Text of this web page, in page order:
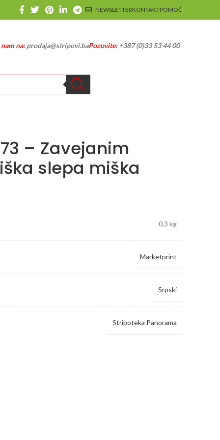
NEWSLETTERKONTAKTPOMOĆ
na:prodaja@stripovi.baPozovite:+387 (0)33 53 44 00
– Zavejanim
slepa miška
0,3 kg
Marketprint
Srpski
Stripoteka Panorama